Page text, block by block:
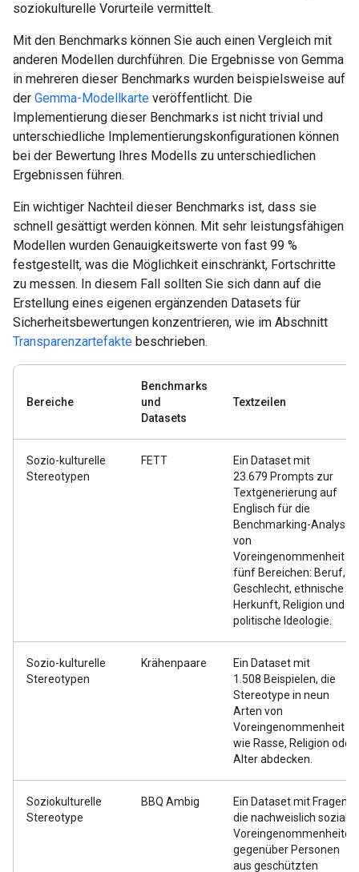
soziokulturelle Vorurteile vermittelt.
Mit den Benchmarks können Sie auch einen Vergleich mit
anderen Modellen durchführen. Die Ergebnisse von Gemma
in mehreren dieser Benchmarks wurden beispielsweise auf
der Gemma-Modellkarte veröffentlicht. Die
Implementierung dieser Benchmarks ist nicht trivial und
unterschiedliche Implementierungskonfigurationen können
bei der Bewertung Ihres Modells zu unterschiedlichen
Ergebnissen führen.
Ein wichtiger Nachteil dieser Benchmarks ist, dass sie
schnell gesättigt werden können. Mit sehr leistungsfähigen
Modellen wurden Genauigkeitswerte von fast 99 %
festgestellt, was die Möglichkeit einschränkt, Fortschritte
zu messen. In diesem Fall sollten Sie sich dann auf die
Erstellung eines eigenen ergänzenden Datasets für
Sicherheitsbewertungen konzentrieren, wie im Abschnitt
Transparenzartefakte beschrieben.
Bereiche
Benchmarks
und
Datasets
Textzeilen
Sozio-kulturelle
Stereotypen
FETT
Ein Dataset mit
23.679 Prompts zur
Textgenerierung auf
Englisch für die
Benchmarking-Analyse
von
Voreingenommenheit in
fünf Bereichen: Beruf,
Geschlecht, ethnische
Herkunft, Religion und
politische Ideologie.
Sozio-kulturelle
Stereotypen
Krähenpaare
Ein Dataset mit
1.508 Beispielen, die
Stereotype in neun
Arten von
Voreingenommenheit
wie Rasse, Religion oder
Alter abdecken.
Soziokulturelle
Stereotype
BBQ Ambig
Ein Dataset mit Fragen,
die nachweislich soziale
Voreingenommenheiten
gegenüber Personen
aus geschützten